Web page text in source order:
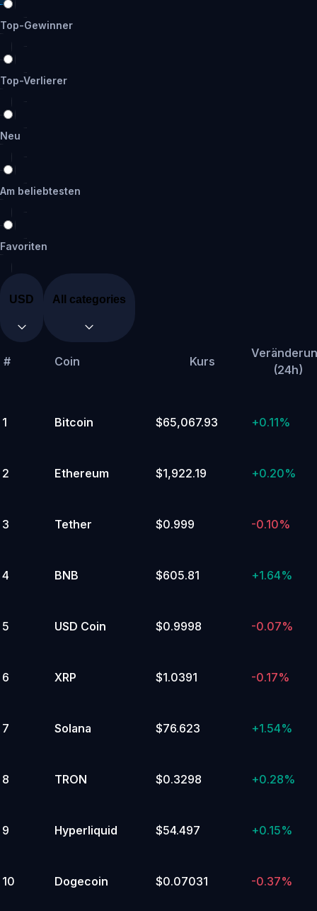
Top-Gewinner
Top-Verlierer
Neu
Am beliebtesten
Favoriten
USD
Computing
Stocks
&
DeFi
Polkadot
EcosystemL1/L2/Polkadot
Parachains Proof
EcosystemFantom
Ecosystem Real
World
All categories
# Coin Kurs
(24h)
1 Bitcoin $65,067.93 +0.11%
2 Ethereum $1,922.19 +0.20%
3 Tether $0.999 -0.10%
4 BNB $605.81 +1.64%
5 USD Coin $0.9998 -0.07%
6 XRP $1.0391 -0.17%
7 Solana $76.623 +1.54%
8 TRON $0.3298 +0.28%
9 Hyperliquid $54.497 +0.15%
10 Dogecoin $0.07031 -0.37%